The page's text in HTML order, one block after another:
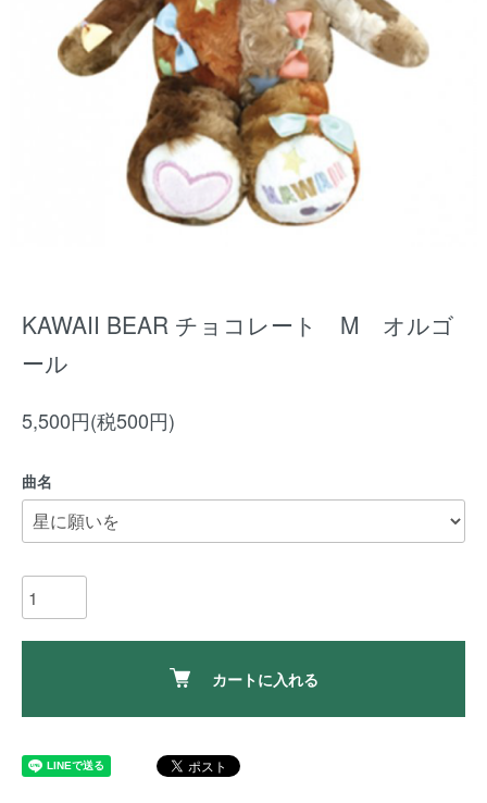
KAWAII BEAR チョコレート M オルゴ
ール
5,500円(税500円)
曲名
カートに入れる